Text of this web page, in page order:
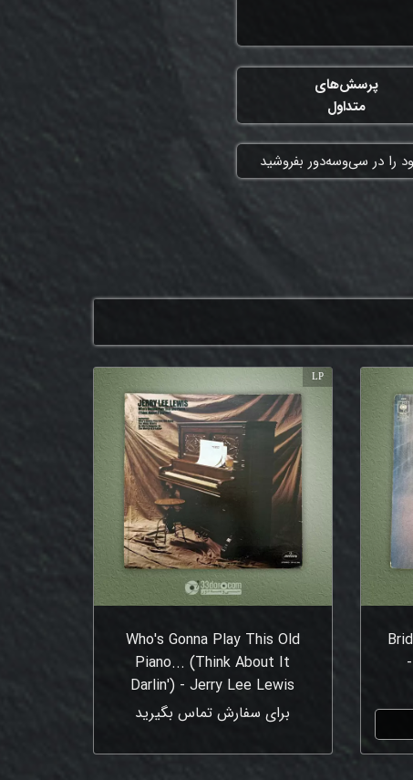
پرسش‌های
متداول
را در سی‌وسه‌دور بفروشید
Who's Gonna Play This Old
Piano... (Think About It
Darlin') - Jerry Lee Lewis
برای سفارش تماس بگیرید
LP